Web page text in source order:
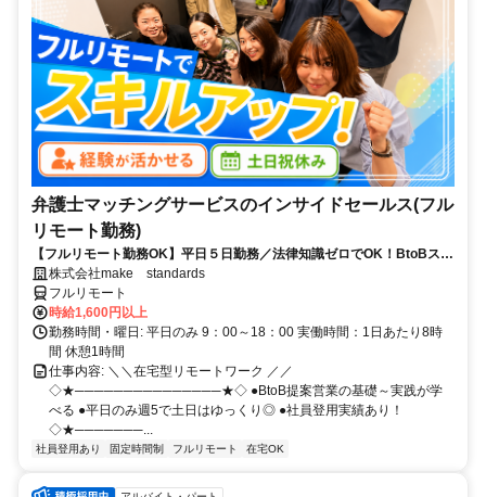
弁護士マッチングサービスのインサイドセールス(フル
リモート勤務)
【フルリモート勤務OK】平日５日勤務／法律知識ゼロでOK！BtoBスキ
ルが身につく営業職
株式会社make standards
フルリモート
時給1,600円以上
勤務時間・曜日: 平日のみ 9：00～18：00 実働時間：1日あたり8時
間 休憩1時間
仕事内容: ＼＼在宅型リモートワーク ／／
◇★───────────────★◇ ●BtoB提案営業の基礎～実践が学
べる ●平日のみ週5で土日はゆっくり◎ ●社員登用実績あり！
◇★───────...
社員登用あり 固定時間制 フルリモート 在宅OK